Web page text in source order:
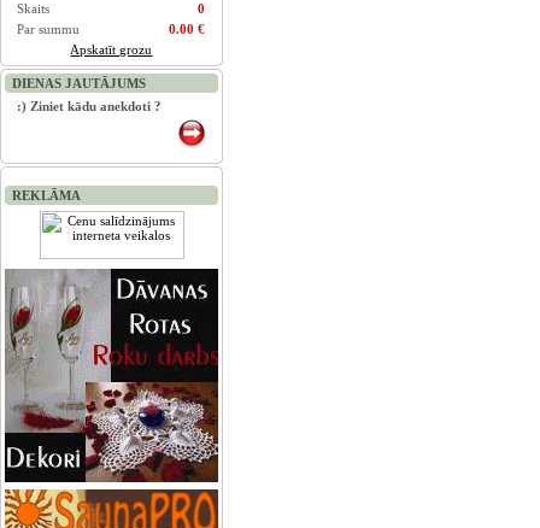
Skaits
0
Par summu
0.00 €
Apskatīt grozu
DIENAS JAUTĀJUMS
:) Ziniet kādu anekdoti ?
REKLĀMA